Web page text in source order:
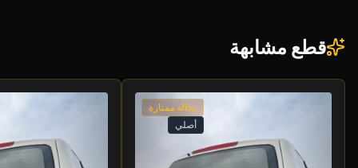
قطع مشابهة
بحالة ممتازة
أصلي